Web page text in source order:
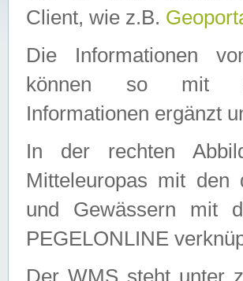
Client, wie z.B.
Die Informationen
können so mit
Informationen ergänzt
In der rechten
Mitteleuropas mit den
und Gewässern mit
PEGELONLINE
Der WMS steht unter